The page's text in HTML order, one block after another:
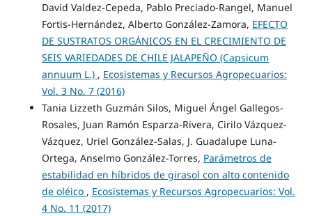
David Valdez-Cepeda, Pablo Preciado-Rangel, Manuel
Fortis-Hernández, Alberto González-Zamora, EFECTO
DE SUSTRATOS ORGÁNICOS EN EL CRECIMIENTO DE
SEIS VARIEDADES DE CHILE JALAPEÑO (Capsicum
annuum L.) , Ecosistemas y Recursos Agropecuarios:
Vol. 3 No. 7 (2016)
Tania Lizzeth Guzmán Silos, Miguel Ángel Gallegos-
Rosales, Juan Ramón Esparza-Rivera, Cirilo Vázquez-
Vázquez, Uriel González-Salas, J. Guadalupe Luna-
Ortega, Anselmo González-Torres, Parámetros de
estabilidad en híbridos de girasol con alto contenido
de oléico , Ecosistemas y Recursos Agropecuarios: Vol.
4 No. 11 (2017)